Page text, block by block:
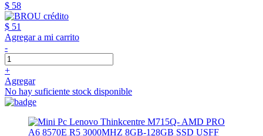
$ 58
$ 51
Agregar a mi carrito
-
+
Agregar
No hay suficiente stock disponible